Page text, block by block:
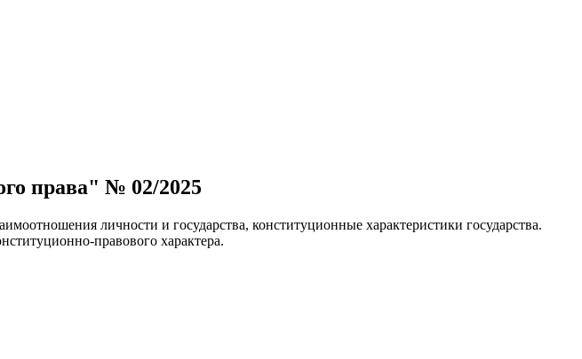
права" № 02/2025
личности и государства, конституционные характеристики государства.
правового характера.